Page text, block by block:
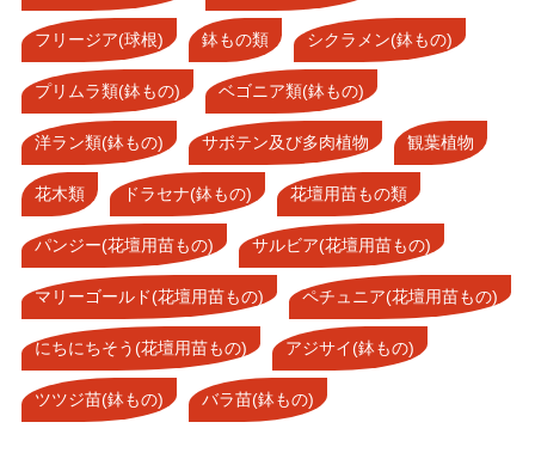
フリージア(球根) 鉢もの類 シクラメン(鉢もの)
プリムラ類(鉢もの) ベゴニア類(鉢もの)
洋ラン類(鉢もの) サボテン及び多肉植物 観葉植物
花木類 ドラセナ(鉢もの) 花壇用苗もの類
パンジー(花壇用苗もの) サルビア(花壇用苗もの)
マリーゴールド(花壇用苗もの) ペチュニア(花壇用苗もの)
にちにちそう(花壇用苗もの) アジサイ(鉢もの)
ツツジ苗(鉢もの) バラ苗(鉢もの)